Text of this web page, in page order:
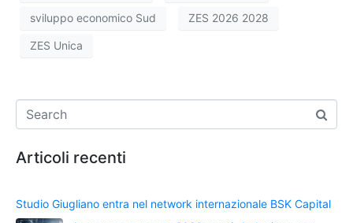
sviluppo economico Sud ZES 2026 2028
ZES Unica
Articoli recenti
Studio Giugliano entra nel network internazionale BSK Capital